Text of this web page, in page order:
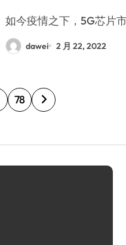
如今疫情之下，5G芯
dawei 2 月 22, 2022
78